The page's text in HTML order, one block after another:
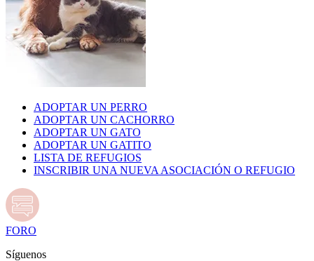
ADOPTAR UN PERRO
ADOPTAR UN CACHORRO
ADOPTAR UN GATO
ADOPTAR UN GATITO
LISTA DE REFUGIOS
INSCRIBIR UNA NUEVA ASOCIACIÓN O REFUGIO
FORO
Síguenos